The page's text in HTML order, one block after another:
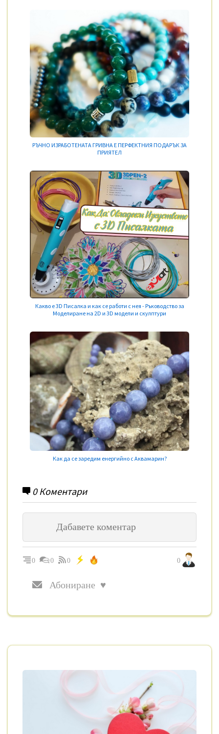
РЪЧНО ИЗРАБОТЕНАТА ГРИВНА Е ПЕРФЕКТНИЯ ПОДАРЪК ЗА
ПРИЯТЕЛ
Какво е 3D Писалка и как се работи с нея - Ръководство за
Моделиране на 2D и 3D модели и скулптури
Как да се заредим енергийно с Аквамарин?
0Коментари
0 0 0 0
Абониране ♥